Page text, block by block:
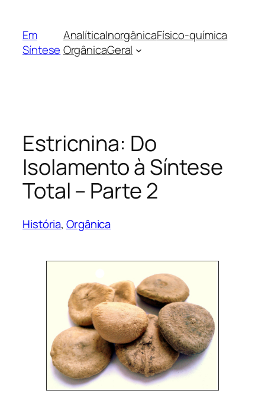
conteúdo
Em
Síntese
AnalíticaInorgânicaFísico-química
OrgânicaGeral
Estricnina: Do
Isolamento à Síntese
Total – Parte 2
História, Orgânica